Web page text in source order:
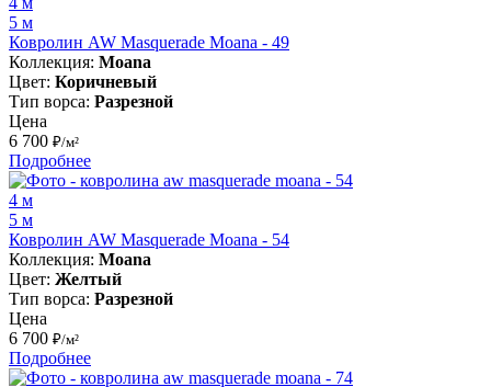
5 м
Ковролин AW Masquerade Moana - 49
Коллекция: Moana
Цвет: Коричневый
Тип ворса: Разрезной
Цена
6 700 ₽/м²
Подробнее
4 м
5 м
Ковролин AW Masquerade Moana - 54
Коллекция: Moana
Цвет: Желтый
Тип ворса: Разрезной
Цена
6 700 ₽/м²
Подробнее